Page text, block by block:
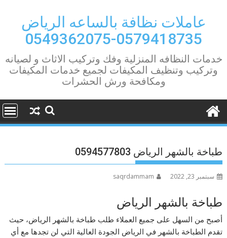
contentعاملات نظافة بالساعه الرياض
0579418735-0549362075
خدمات النظافه المنزلية وفك وتركيب الاثاث و لصيانه
وتركيب وتنظيف المكيفات لجميع خدمات المكيفات
ومكافحة ورش الحشرات
طباخة بالشهر الرياض 0594577803
سبتمبر 23, 2022 saqrdammam
طباخة بالشهر الرياض
أصبح من السهل على جميع العملاء طلب طباخة بالشهر الرياض، حيث
تقدم الطباخة بالشهر في الرياض الجودة العالية التي لن تجدها مع أي